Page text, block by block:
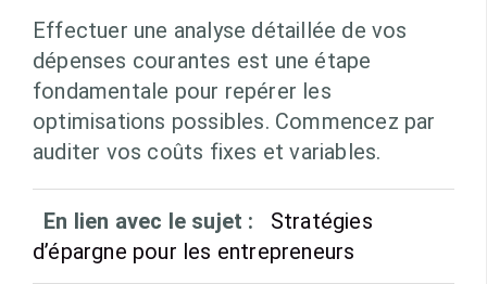
Effectuer une analyse détaillée de vos
dépenses courantes est une étape
fondamentale pour repérer les
optimisations possibles. Commencez par
auditer vos coûts fixes et variables.
En lien avec le sujet :
Stratégies
d’épargne pour les entrepreneurs